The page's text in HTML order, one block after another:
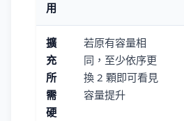
用
擴
充
所
需
硬
若原有容量相
同，至少依序更
換 2 顆即可看見
容量提升